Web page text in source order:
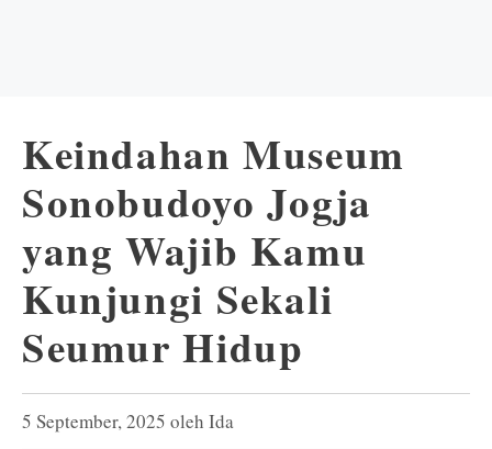
Keindahan Museum
Sonobudoyo Jogja
yang Wajib Kamu
Kunjungi Sekali
Seumur Hidup
5 September, 2025 oleh Ida